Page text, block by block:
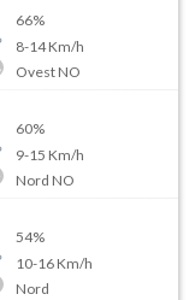
66%
8-14Km/h
Ovest NO
60%
9-15 Km/h
Nord NO
54%
10-16Km/h
Nord